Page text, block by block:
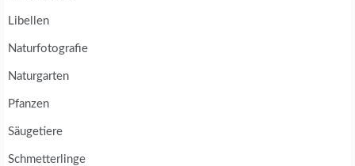
Libellen
Naturfotografie
Naturgarten
Pfanzen
Säugetiere
Schmetterlinge